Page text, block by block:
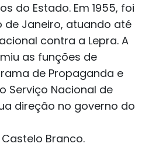
do Estado. Em 1955, foi
de Janeiro, atuando até
contra a Lepra. A
as funções de
de Propaganda e
Serviço Nacional de
direção no governo do
Branco.